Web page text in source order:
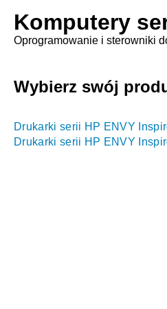
Komputery
Oprogramowanie i sterowniki
Wybierz swój
Drukarki serii HP ENVY
Drukarki serii HP ENVY